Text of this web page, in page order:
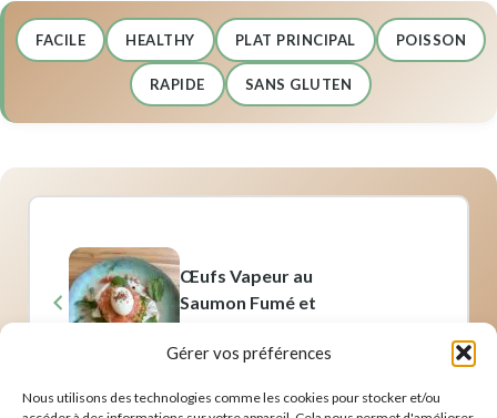
Gérer vos préférences
Nous utilisons des technologies comme les cookies pour stocker et/ou
FACILE HEALTHY PLAT PRINCIPAL POISSON
RAPIDE SANS GLUTEN
Œufs Vapeur au
Saumon Fumé et